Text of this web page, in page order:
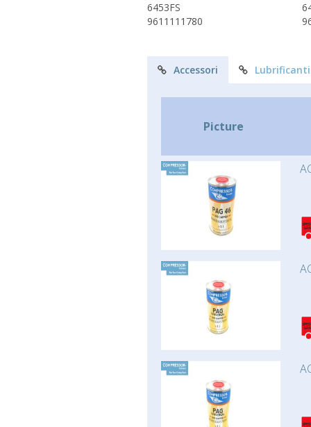
6453FS
9611111780
Accessori Lubrificanti
Picture